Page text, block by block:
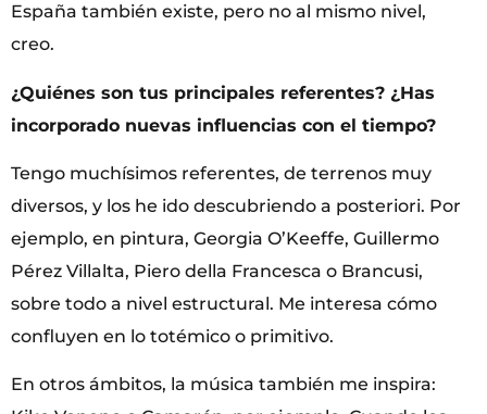
España también existe, pero no al mismo nivel,
creo.
¿Quiénes son tus principales referentes? ¿Has
incorporado nuevas influencias con el tiempo?
Tengo muchísimos referentes, de terrenos muy
diversos, y los he ido descubriendo a posteriori. Por
ejemplo, en pintura, Georgia O’Keeffe, Guillermo
Pérez Villalta, Piero della Francesca o Brancusi,
sobre todo a nivel estructural. Me interesa cómo
confluyen en lo totémico o primitivo.
En otros ámbitos, la música también me inspira: